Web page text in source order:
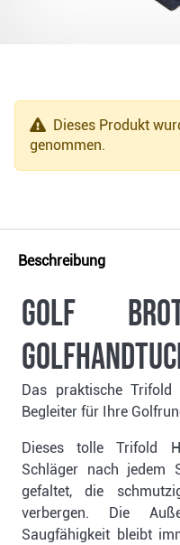
Dieses Produkt
genommen.
Beschreibung
Golf
Das praktische
Begleiter für Ihre
Dieses tolle Trifold
Schläger nach jedem
gefaltet, die
verbergen. Die
Saugfähigkeit bleibt